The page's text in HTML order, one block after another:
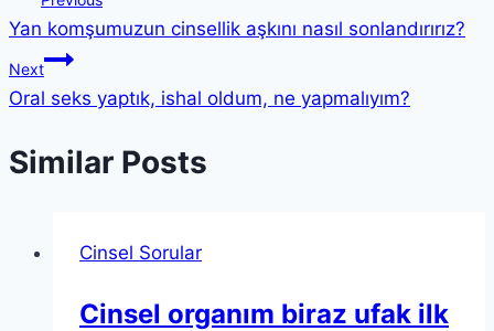
Yan komşumuzun cinsellik aşkını nasıl sonlandırırız?
Next
Oral seks yaptık, ishal oldum, ne yapmalıyım?
Similar Posts
Cinsel Sorular
Cinsel organım biraz ufak ilk